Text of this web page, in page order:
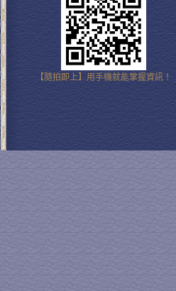
【隨拍即上】用手機就能掌握資訊！